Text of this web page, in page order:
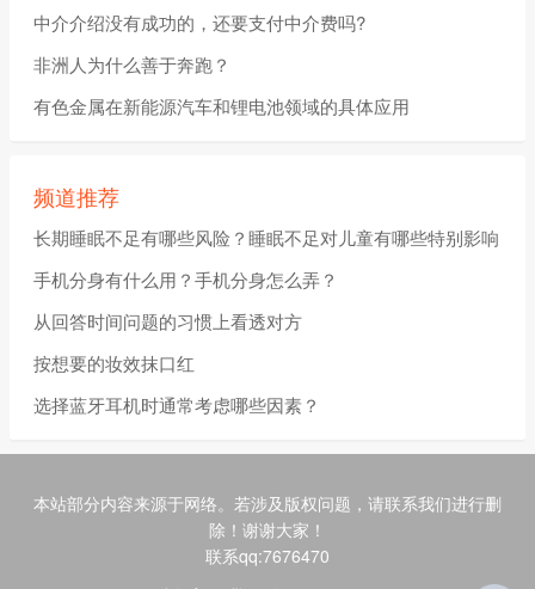
中介介绍没有成功的，还要支付中介费吗?
非洲人为什么善于奔跑？
有色金属在新能源汽车和锂电池领域的具体应用
频道推荐
长期睡眠不足有哪些风险？睡眠不足对儿童有哪些特别影响
手机分身有什么用？手机分身怎么弄？
从回答时间问题的习惯上看透对方
按想要的妆效抹口红
选择蓝牙耳机时通常考虑哪些因素？
本站部分内容来源于网络。若涉及版权问题，请联系我们进行删
除！谢谢大家！
联系qq:7676470